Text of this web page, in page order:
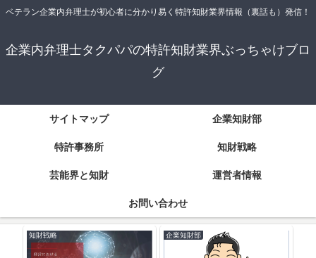
ベテラン企業内弁理士が初心者に分かり易く特許知財業界情報（裏話も）発信！
企業内弁理士タクパパの特許知財業界ぶっちゃけブロ
グ
サイトマップ 企業知財部
特許事務所 知財戦略
芸能界と知財 運営者情報
お問い合わせ
知財戦略 企業知財部